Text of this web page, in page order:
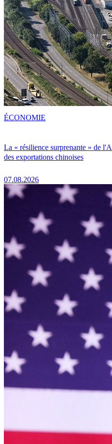
La « résilience surprenante » de
des exportations chinoises
07.08.2026
ÉCONOMIE